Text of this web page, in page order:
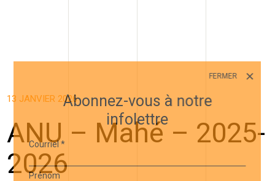
13 JANVIER 2026
ANU – Mahé – 2025-
2026
FERMER
Abonnez-vous à notre
infolettre
Courriel*
Prénom